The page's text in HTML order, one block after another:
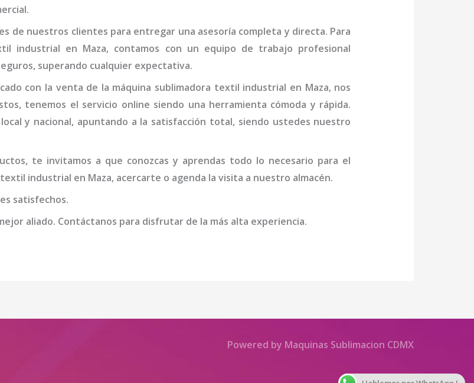
de nuestros clientes para entregar una asesoría completa y directa. Para
industrial en Maza, contamos con un equipo de trabajo profesional
superando cualquier expectativa.
con la venta de la máquina sublimadora textil industrial en Maza, nos
tenemos el servicio online siendo una herramienta cómoda y rápida.
y nacional, apuntando a la satisfacción total, siendo ustedes nuestro
te invitamos a que conozcas y aprendas todo lo necesario para el
industrial en Maza, acercarte o agenda la visita a nuestro almacén.
satisfechos.
aliado. Contáctanos para disfrutar de la más alta experiencia.
Powered by Maquinas Sublimacion CDMX